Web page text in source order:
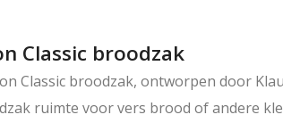
Classic broodzak
Classic broodzak, ontworpen door
ruimte voor vers brood of andere